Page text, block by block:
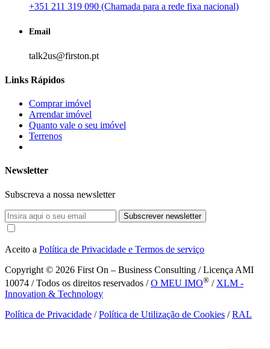
+351 211 319 090 (Chamada para a rede fixa nacional)
Email
talk2us@firston.pt
Links Rápidos
Comprar imóvel
Arrendar imóvel
Quanto vale o seu imóvel
Terrenos
Newsletter
Subscreva a nossa newsletter
Subscrever newsletter
Aceito a Política de Privacidade e Termos de serviço
Copyright © 2026 First On – Business Consulting / Licença AMI
10074 / Todos os direitos reservados /O MEU IMO® / XLM -
Innovation & Technology
Política de Privacidade /Política de Utilização de Cookies /RAL